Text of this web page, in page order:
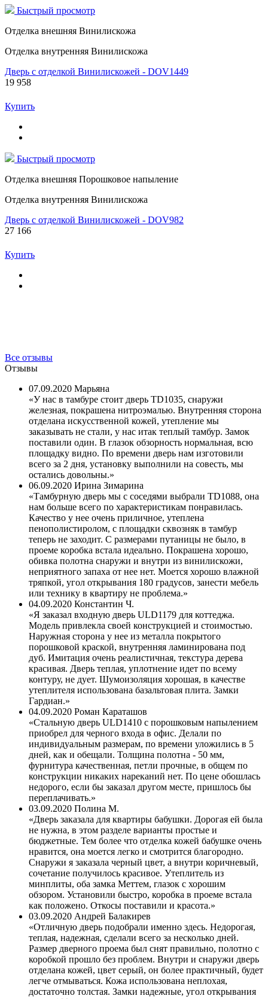
Быстрый просмотр
Отделка внешняя Винилискожа
Отделка внутренняя Винилискожа
Дверь с отделкой Винилискожей - DOV1449
19 958
Купить
Быстрый просмотр
Отделка внешняя Порошковое напыление
Отделка внутренняя Винилискожа
Дверь с отделкой Винилискожей - DOV982
27 166
Купить
Все отзывы
Отзывы
07.09.2020 Марьяна
У нас в тамбуре стоит дверь TD1035, снаружи
железная, покрашена нитроэмалью. Внутренняя сторона
отделана искусственной кожей, утепление мы
заказывать не стали, у нас итак теплый тамбур. Замок
поставили один. В глазок обзорность нормальная, всю
площадку видно. По времени дверь нам изготовили
всего за 2 дня, установку выполнили на совесть, мы
остались довольны.
06.09.2020 Ирина Зимарина
Тамбурную дверь мы с соседями выбрали TD1088, она
нам больше всего по характеристикам понравилась.
Качество у нее очень приличное, утеплена
пенополистиролом, с площадки сквозняк в тамбур
теперь не заходит. С размерами путаницы не было, в
проеме коробка встала идеально. Покрашена хорошо,
обивка полотна снаружи и внутри из винилискожи,
неприятного запаха от нее нет. Моется хорошо влажной
тряпкой, угол открывания 180 градусов, занести мебель
или технику в квартиру не проблема.
04.09.2020 Константин Ч.
Я заказал входную дверь ULD1179 для коттеджа.
Модель привлекла своей конструкцией и стоимостью.
Наружная сторона у нее из металла покрытого
порошковой краской, внутренняя ламинирована под
дуб. Имитация очень реалистичная, текстура дерева
красивая. Дверь теплая, уплотнение идет по всему
контуру, не дует. Шумоизоляция хорошая, в качестве
утеплителя использована базальтовая плита. Замки
Гардиан.
04.09.2020 Роман Караташов
Стальную дверь ULD1410 с порошковым напылением
приобрел для черного входа в офис. Делали по
индивидуальным размерам, по времени уложились в 5
дней, как и обещали. Толщина полотна - 50 мм,
фурнитура качественная, петли прочные, в общем по
конструкции никаких нареканий нет. По цене обошлась
недорого, если бы заказал другом месте, пришлось бы
переплачивать.
03.09.2020 Полина М.
Дверь заказала для квартиры бабушки. Дорогая ей была
не нужна, в этом разделе варианты простые и
бюджетные. Тем более что отделка кожей бабушке очень
нравится, она моется легко и смотрится благородно.
Снаружи я заказала черный цвет, а внутри коричневый,
сочетание получилось красивое. Утеплитель из
минплиты, оба замка Меттем, глазок с хорошим
обзором. Установили быстро, коробка в проеме встала
как положено. Откосы поставили и красота.
03.09.2020 Андрей Балакирев
Отличную дверь подобрали именно здесь. Недорогая,
теплая, надежная, сделали всего за несколько дней.
Размер дверного проема был снят правильно, полотно с
коробкой прошло без проблем. Внутри и снаружи дверь
отделана кожей, цвет серый, он более практичный, будет
легче отмываться. Кожа использована неплохая,
достаточно толстая. Замки надежные, угол открывания